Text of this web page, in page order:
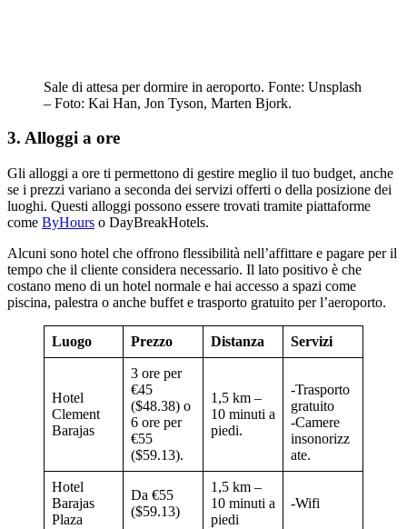
Sale di attesa per dormire in aeroporto. Fonte: Unsplash
– Foto: Kai Han, Jon Tyson, Marten Bjork.
3. Alloggi a ore
Gli alloggi a ore ti permettono di gestire meglio il tuo budget, anche
se i prezzi variano a seconda dei servizi offerti o della posizione dei
luoghi. Questi alloggi possono essere trovati tramite piattaforme
come ByHours o DayBreakHotels.
Alcuni sono hotel che offrono flessibilità nell’affittare e pagare per il
tempo che il cliente considera necessario. Il lato positivo è che
costano meno di un hotel normale e hai accesso a spazi come
piscina, palestra o anche buffet e trasporto gratuito per l’aeroporto.
Luogo Prezzo Distanza Servizi
Hotel
Clement
Barajas
3 ore per
€45
($48.38) o
6 ore per
€55
($59.13).
1,5 km –
10 minuti a
piedi.
-Trasporto
gratuito
-Camere
insonorizz
ate.
Hotel
Barajas
Plaza
Da €55
($59.13)
1,5 km –
10 minuti a
piedi
-Wifi